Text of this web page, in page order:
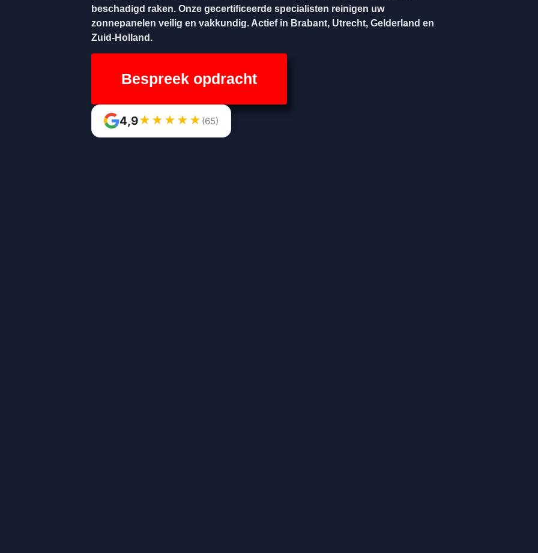
beschadigd raken. Onze gecertificeerde specialisten reinigen uw
zonnepanelen veilig en vakkundig. Actief in Brabant, Utrecht, Gelderland en
Zuid-Holland.
Bespreek opdracht
4,9★ ★ ★ ★ ★ (65)